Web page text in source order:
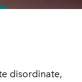
disordinate,